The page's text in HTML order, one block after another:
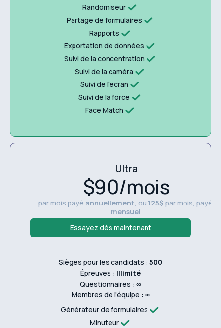
Randomiseur
Partage de formulaires
Rapports
Exportation de données
Suivi de la concentration
Suivi de la caméra
Suivi de l'écran
Suivi de la force
Face Match
Ultra
$90/mois
par mois payé annuellement, ou 125$par mois, payé
mensuel
Essayez dès maintenant
Sièges pour les candidats : 500
Épreuves : Illimité
Questionnaires : ∞
Membres de l'équipe : ∞
Générateur de formulaires
Minuteur